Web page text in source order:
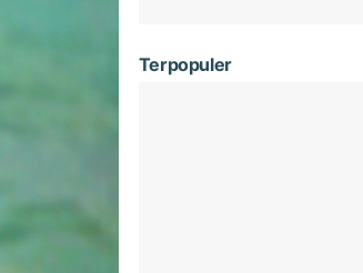
Terpopuler